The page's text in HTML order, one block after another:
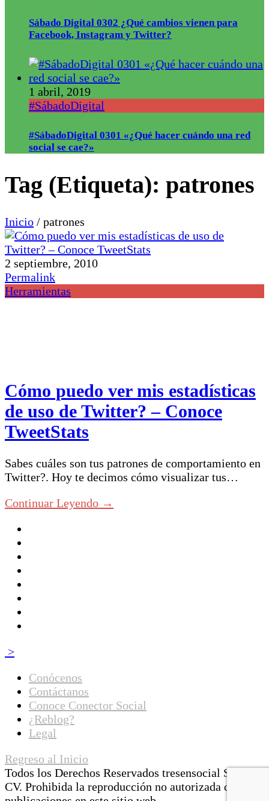
Sábado Digital 0302 ¿Qué cambios vienen para
Facebook, Instagram y Twitter?
1 abril, 2019
#SábadoDigital
#SábadoDigital 0301 «¿Qué hacer cuándo una red
social se cae?»
Tag (Etiqueta): patrones
Inicio / patrones
2 septiembre, 2010
Permalink
Herramientas
Cómo puedo ver mis estadísticas
de uso de Twitter? – Conoce
TweetStats
Sabes cuáles son tus patrones de comportamiento en
Twitter?. Hoy te decimos cómo visualizar tus…
Continuar Leyendo →
>
Conócenos
Contáctanos
Conoce Conector Social
¿Reblog?
Legal
Regreso al Inicio
Todos los Derechos Reservados tresensocial SA de
CV. Prohibida la reproducción no autorizada de las